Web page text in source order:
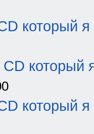
который я
который
который я